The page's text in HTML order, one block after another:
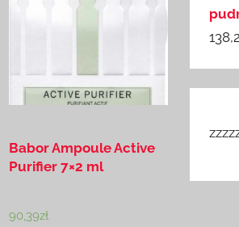
Babor Ampoule Active
Purifier 7×2 ml
90,39zł